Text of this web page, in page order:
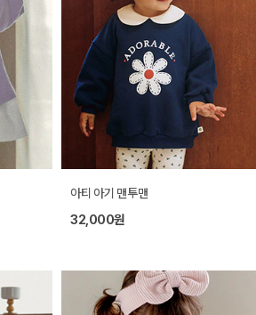
아티 아기 맨투맨
32,000원